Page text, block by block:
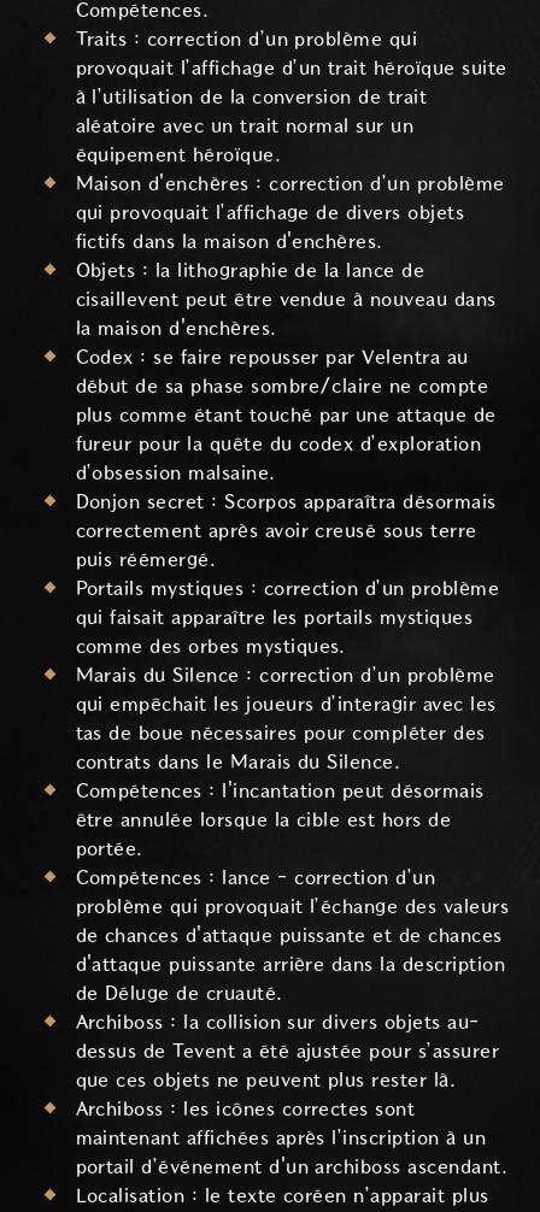
Compétences.
Traits : correction d’un problème qui
provoquait l’affichage d’un trait héroïque suite
à l’utilisation de la conversion de trait
aléatoire avec un trait normal sur un
équipement héroïque.
Maison d'enchères : correction d’un problème
qui provoquait l’affichage de divers objets
fictifs dans la maison d'enchères.
Objets : la lithographie de la lance de
cisaillevent peut être vendue à nouveau dans
la maison d'enchères.
Codex : se faire repousser par Velentra au
début de sa phase sombre/claire ne compte
plus comme étant touché par une attaque de
fureur pour la quête du codex d’exploration
d’obsession malsaine.
Donjon secret : Scorpos apparaîtra désormais
correctement après avoir creusé sous terre
puis réémergé.
Portails mystiques : correction d’un problème
qui faisait apparaître les portails mystiques
comme des orbes mystiques.
Marais du Silence : correction d’un problème
qui empêchait les joueurs d’interagir avec les
tas de boue nécessaires pour compléter des
contrats dans le Marais du Silence.
Compétences : l'incantation peut désormais
être annulée lorsque la cible est hors de
portée.
Compétences : lance - correction d’un
problème qui provoquait l’échange des valeurs
de chances d'attaque puissante et de chances
d'attaque puissante arrière dans la description
de Déluge de cruauté.
Archiboss : la collision sur divers objets au-
dessus de Tevent a été ajustée pour s’assurer
que ces objets ne peuvent plus rester là.
Archiboss : les icônes correctes sont
maintenant affichées après l’inscription à un
portail d’événement d'un archiboss ascendant.
Localisation : le texte coréen n’apparait plus